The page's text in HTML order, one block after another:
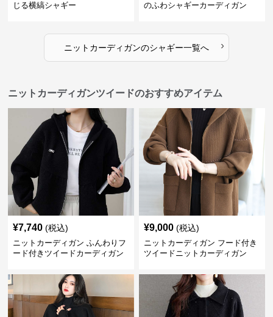
じる横縞シャギー
のふわシャギーカーディガン
ニットカーディガンのシャギー一覧へ ›
ニットカーディガンツイードのおすすめアイテム
¥7,740 (税込)
ニットカーディガン ふんわりフ
ード付きツイードカーディガン
¥9,000 (税込)
ニットカーディガン フード付き
ツイードニットカーディガン